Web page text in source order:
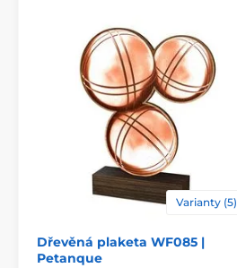
Varianty (5)
Dřevěná plaketa WF085 |
Petanque